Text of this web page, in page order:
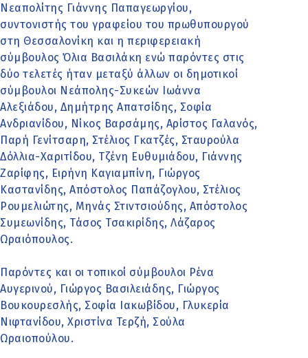
Νεαπολίτης Γιάννης Παπαγεωργίου,
συντονιστής του γραφείου του πρωθυπουργού
στη Θεσσαλονίκη και η περιφερειακή
σύμβουλος Όλια Βασιλάκη ενώ παρόντες στις
δύο τελετές ήταν μεταξύ άλλων οι δημοτικοί
σύμβουλοι Νεάπολης-Συκεών Ιωάννα
Αλεξιάδου, Δημήτρης Απατσίδης, Σοφία
Ανδριανίδου, Νίκος Βαρσάμης, Αρίστος Γαλανός,
Παρή Γενίτσαρη, Στέλιος Γκατζές, Σταυρούλα
Δόλλια-Χαριτίδου, Τζένη Ευθυμιάδου, Γιάννης
Ζαρίφης, Ειρήνη Καγιαμπίνη, Γιώργος
Καστανίδης, Απόστολος Παπάζογλου, Στέλιος
Ρουμελιώτης, Μηνάς Στιντσιούδης, Απόστολος
Συμεωνίδης, Τάσος Τσακιρίδης, Λάζαρος
Ωραιόπουλος.
Παρόντες και οι τοπικοί σύμβουλοι Ρένα
Αυγερινού, Γιώργος Βασιλειάδης, Γιώργος
Βουκουρεσλής, Σοφία Ιακωβίδου, Γλυκερία
Νιφτανίδου, Χριστίνα Τερζή, Σούλα
Ωραιοπούλου.